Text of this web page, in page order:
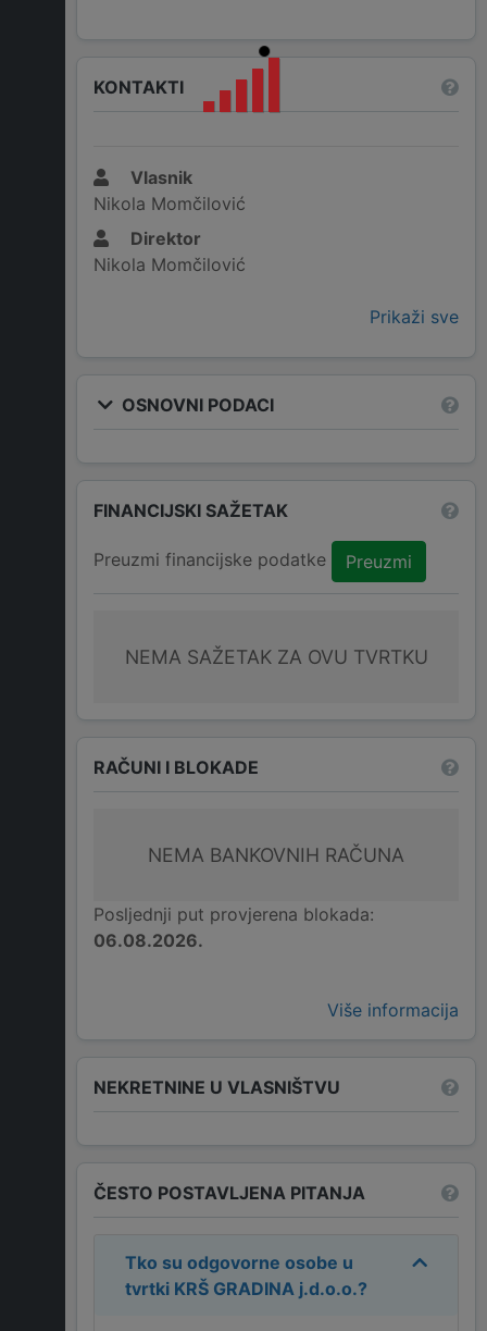
KONTAKTI
Vlasnik
Nikola Momčilović
Direktor
Nikola Momčilović
Prikaži sve
OSNOVNI PODACI
FINANCIJSKI SAŽETAK
Preuzmi financijske podatke Preuzmi
NEMA SAŽETAK ZA OVU TVRTKU
RAČUNI I BLOKADE
NEMA BANKOVNIH RAČUNA
Posljednji put provjerena blokada:
06.08.2026.
Više informacija
NEKRETNINE U VLASNIŠTVU
ČESTO POSTAVLJENA PITANJA
Tko su odgovorne osobe u
tvrtki KRŠ GRADINA j.d.o.o.?